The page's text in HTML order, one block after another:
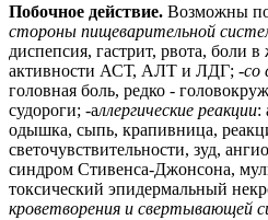
Побочное действие. Возможны
стороны пищеварительной
диспепсия, гастрит, рвота, боли
активности АСТ, АЛТ и ЛДГ; -со
головная боль, редко -
судороги; -аллергические реакции:
одышка, сыпь, крапивница,
светочувствительности, зуд,
синдром Стивенса-Джонсона,
токсический эпидермальный
кроветворения и свертывающей